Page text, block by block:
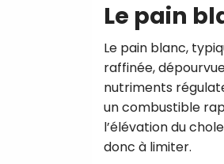
Le pain
Le pain blanc,
raffinée,
nutriments
un combustible
l’élévation du
donc à limiter.